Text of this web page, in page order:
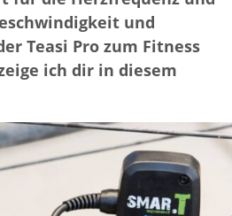
und
Teasi Pro zum Fitness
ich dir in diesem